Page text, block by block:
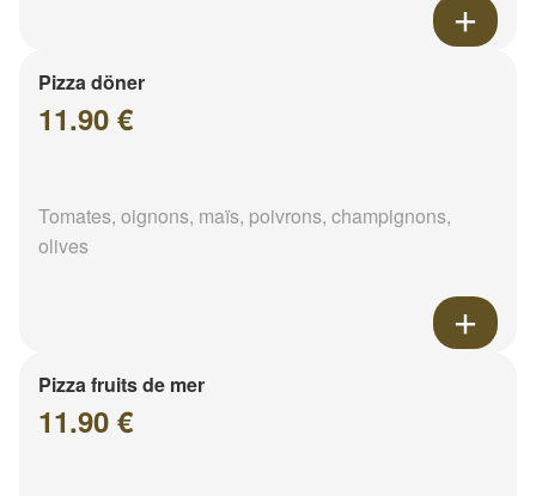
Pizza döner
11.90 €
Tomates, oignons, maïs, poivrons, champignons,
olives
Pizza fruits de mer
11.90 €